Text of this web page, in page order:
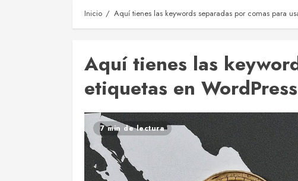
Inicio Aquí tienes las keywords separadas por comas para
Aquí tienes las
etiquetas en
7 min de lectura